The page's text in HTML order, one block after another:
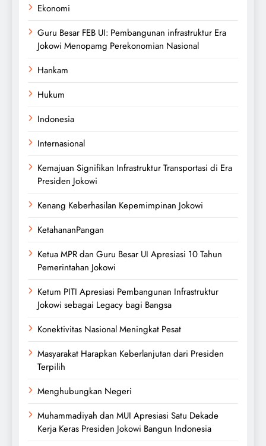
Ekonomi
Guru Besar FEB UI: Pembangunan infrastruktur Era
Jokowi Menopamg Perekonomian Nasional
Hankam
Hukum
Indonesia
Internasional
Kemajuan Signifikan Infrastruktur Transportasi di Era
Presiden Jokowi
Kenang Keberhasilan Kepemimpinan Jokowi
KetahananPangan
Ketua MPR dan Guru Besar UI Apresiasi 10 Tahun
Pemerintahan Jokowi
Ketum PITI Apresiasi Pembangunan Infrastruktur
Jokowi sebagai Legacy bagi Bangsa
Konektivitas Nasional Meningkat Pesat
Masyarakat Harapkan Keberlanjutan dari Presiden
Terpilih
Menghubungkan Negeri
Muhammadiyah dan MUI Apresiasi Satu Dekade
Kerja Keras Presiden Jokowi Bangun Indonesia